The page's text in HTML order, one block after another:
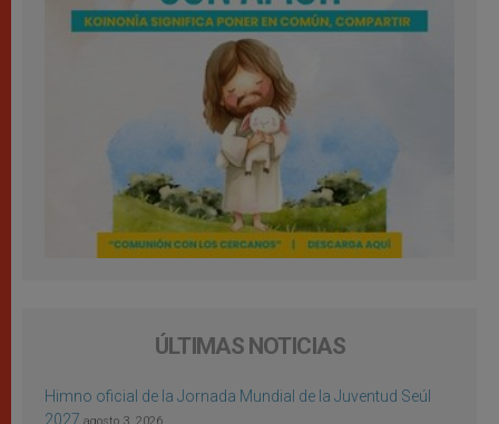
ÚLTIMAS NOTICIAS
Himno oficial de la Jornada Mundial de la Juventud Seúl
2027